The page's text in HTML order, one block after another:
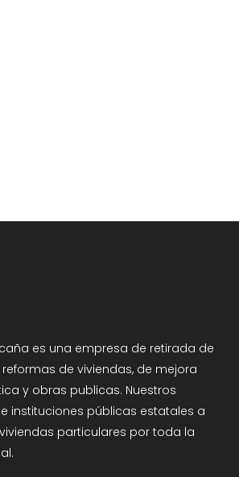
es una empresa de retirada de
de viviendas, de mejora
y obras publicas. Nuestros
instituciones públicas estatales a
particulares por toda la